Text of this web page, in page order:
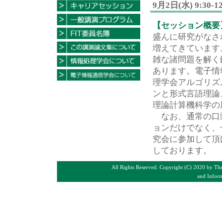
9月2日(水) 9:30-
【セッション概
盛んに研究がな
増えてきていま
雑な諸問題を解
あります。電子
理学会アルゴリ
ンと形式言語理
理論計算機科学
なお、通常の口
ョンだけでなく
究会に参加して
しております。
All Rights Reserved. Copyright (C) 2020 by
and